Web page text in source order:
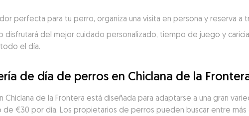
perfecta para tu perro, organiza una visita en persona y reserva a
disfrutará del mejor cuidado personalizado, tiempo de juego y
el día.
de día de perros en Chiclana de la
Chiclana de la Frontera está diseñada para adaptarse a una gran
€30 por día. Los propietarios de perros pueden buscar entre